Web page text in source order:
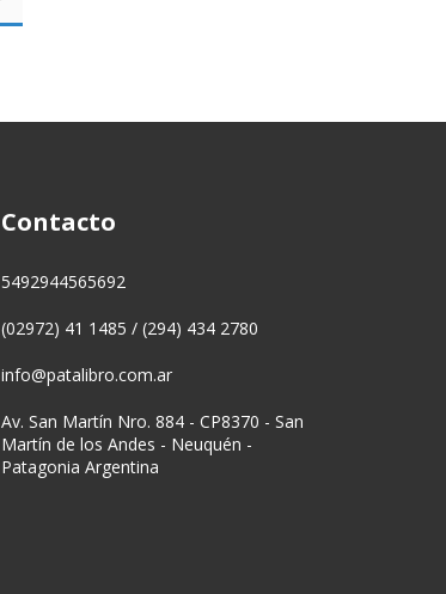
Contacto
5492944565692
(02972) 41 1485 / (294) 434 2780
info@patalibro.com.ar
Av. San Martín Nro. 884 - CP8370 - San
Martín de los Andes - Neuquén -
Patagonia Argentina